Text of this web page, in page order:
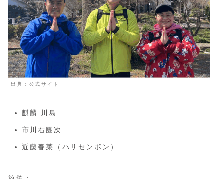
出典：公式サイト
麒麟 川島
市川右團次
近藤春菜（ハリセンボン）